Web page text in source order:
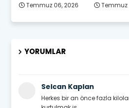
Temmuz 06, 2026 Temmuz
YORUMLAR
Selcan Kaplan
Herkes bir an önce fazla